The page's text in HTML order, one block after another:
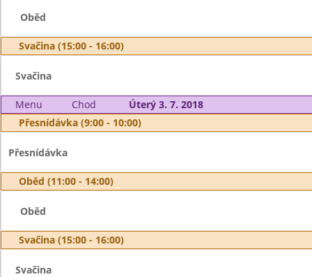
Oběd
Svačina (15:00 - 16:00)
Svačina
Menu Chod
Úterý 3. 7. 2018
Přesnídávka (9:00 - 10:00)
Přesnídávka
Oběd (11:00 - 14:00)
Oběd
Svačina (15:00 - 16:00)
Svačina